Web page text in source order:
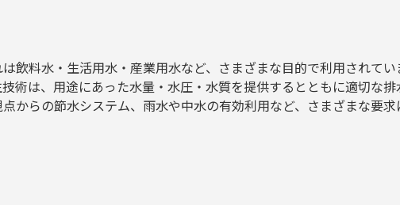
飲料水・生活用水・産業用水など、さまざまな目的で利用されてい
術は、用途にあった水量・水圧・水質を提供するとともに適切な
からの節水システム、雨水や中水の有効利用など、さまざまな要求